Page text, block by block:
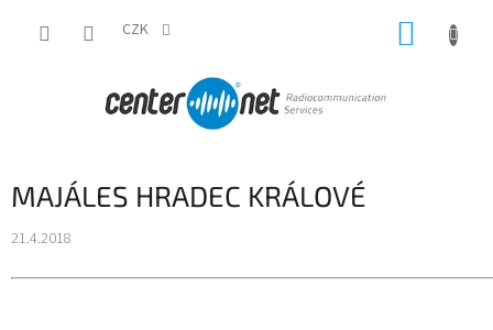
CZK
MAJÁLES HRADEC KRÁLOVÉ
21.4.2018